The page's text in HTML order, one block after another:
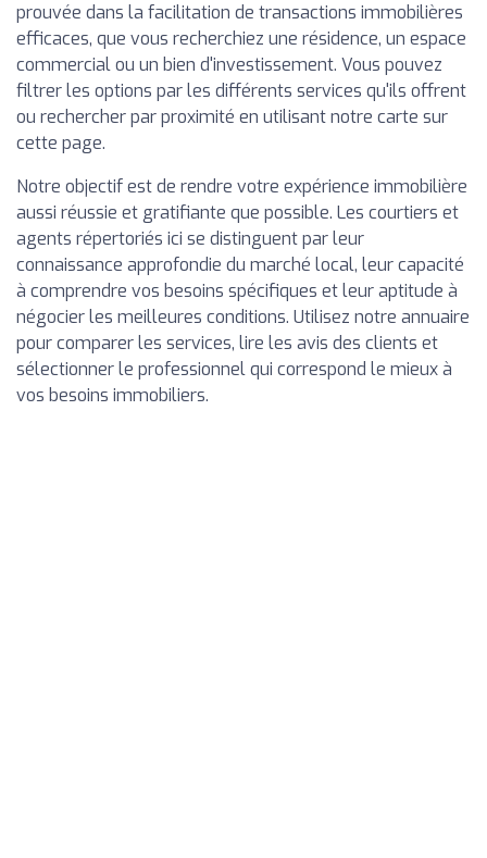
prouvée dans la facilitation de transactions immobilières
efficaces, que vous recherchiez une résidence, un espace
commercial ou un bien d'investissement. Vous pouvez
filtrer les options par les différents services qu'ils offrent
ou rechercher par proximité en utilisant notre carte sur
cette page.
Notre objectif est de rendre votre expérience immobilière
aussi réussie et gratifiante que possible. Les courtiers et
agents répertoriés ici se distinguent par leur
connaissance approfondie du marché local, leur capacité
à comprendre vos besoins spécifiques et leur aptitude à
négocier les meilleures conditions. Utilisez notre annuaire
pour comparer les services, lire les avis des clients et
sélectionner le professionnel qui correspond le mieux à
vos besoins immobiliers.